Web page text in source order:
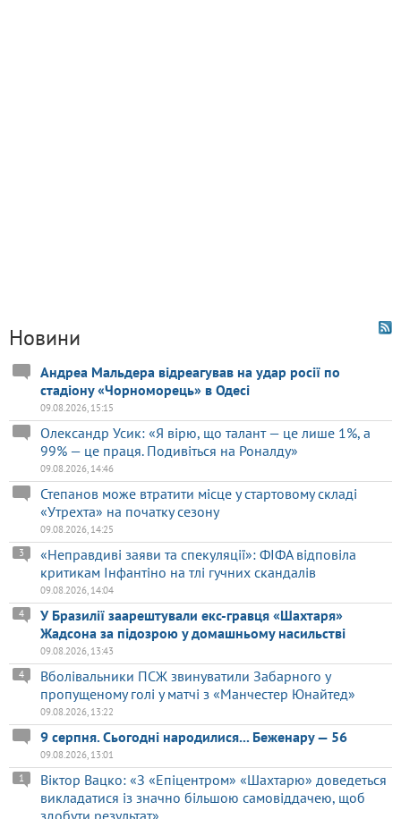
Новини
Андреа Мальдера відреагував на удар росії по
стадіону «Чорноморець» в Одесі
09.08.2026, 15:15
Олександр Усик: «Я вірю, що талант — це лише 1%, а
99% — це праця. Подивіться на Роналду»
09.08.2026, 14:46
Степанов може втратити місце у стартовому складі
«Утрехта» на початку сезону
09.08.2026, 14:25
«Неправдиві заяви та спекуляції»: ФІФА відповіла
критикам Інфантіно на тлі гучних скандалів
3
09.08.2026, 14:04
У Бразилії заарештували екс-гравця «Шахтаря»
Жадсона за підозрою у домашньому насильстві
4
09.08.2026, 13:43
Вболівальники ПСЖ звинуватили Забарного у
пропущеному голі у матчі з «Манчестер Юнайтед»
4
09.08.2026, 13:22
9 серпня. Сьогодні народилися... Беженару — 56
09.08.2026, 13:01
Віктор Вацко: «З «Епіцентром» «Шахтарю» доведеться
викладатися із значно більшою самовіддачею, щоб
1